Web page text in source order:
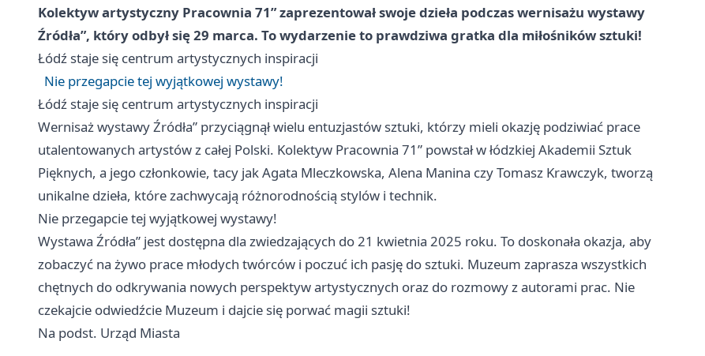
Kolektyw artystyczny Pracownia 71” zaprezentował swoje dzieła podczas wernisażu wystawy
Źródła”, który odbył się 29 marca. To wydarzenie to prawdziwa gratka dla miłośników sztuki!
Łódź staje się centrum artystycznych inspiracji
Nie przegapcie tej wyjątkowej wystawy!
Łódź staje się centrum artystycznych inspiracji
Wernisaż wystawy Źródła” przyciągnął wielu entuzjastów sztuki, którzy mieli okazję podziwiać prace
utalentowanych artystów z całej Polski. Kolektyw Pracownia 71” powstał w łódzkiej Akademii Sztuk
Pięknych, a jego członkowie, tacy jak Agata Mleczkowska, Alena Manina czy Tomasz Krawczyk, tworzą
unikalne dzieła, które zachwycają różnorodnością stylów i technik.
Nie przegapcie tej wyjątkowej wystawy!
Wystawa Źródła” jest dostępna dla zwiedzających do 21 kwietnia 2025 roku. To doskonała okazja, aby
zobaczyć na żywo prace młodych twórców i poczuć ich pasję do sztuki. Muzeum zaprasza wszystkich
chętnych do odkrywania nowych perspektyw artystycznych oraz do rozmowy z autorami prac. Nie
czekajcie odwiedźcie Muzeum i dajcie się porwać magii sztuki!
Na podst. Urząd Miasta